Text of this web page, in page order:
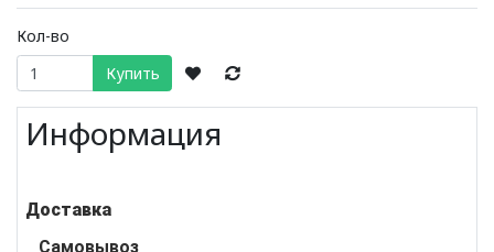
Кол-во
Купить
Информация
Доставка
Самовывоз